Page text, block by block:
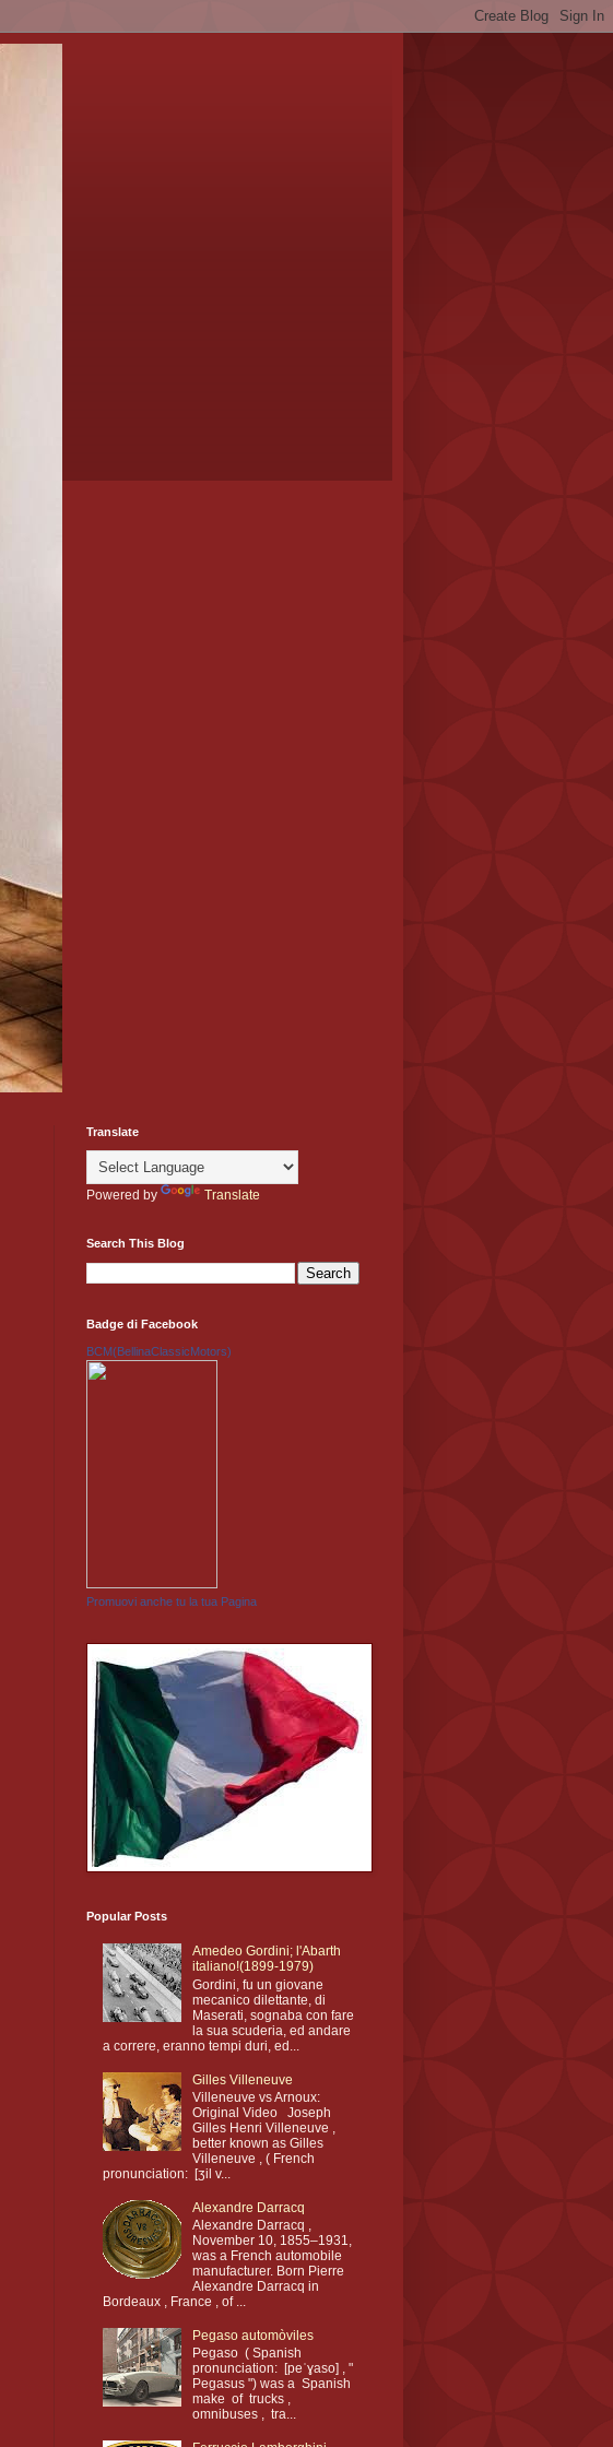
Translate
Powered by Translate
Search This Blog
Badge di Facebook
BCM(BellinaClassicMotors)
Promuovi anche tu la tua Pagina
Popular Posts
Amedeo Gordini; l'Abarth
italiano!(1899-1979)
Gordini, fu un giovane
mecanico dilettante, di
Maserati, sognaba con fare
la sua scuderia, ed andare
a correre, eranno tempi duri, ed...
Gilles Villeneuve
Villeneuve vs Arnoux:
Original Video Joseph
Gilles Henri Villeneuve ,
better known as Gilles
Villeneuve , ( French
pronunciation: [ʒil v...
Alexandre Darracq
Alexandre Darracq ,
November 10, 1855–1931,
was a French automobile
manufacturer. Born Pierre
Alexandre Darracq in
Bordeaux , France , of ...
Pegaso automòviles
Pegaso ( Spanish
pronunciation: [peˈɣaso] , "
Pegasus ") was a Spanish
make of trucks ,
omnibuses , tra...